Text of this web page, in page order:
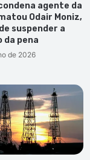
agente da
Odair Moniz,
suspender a
da pena
de 2026